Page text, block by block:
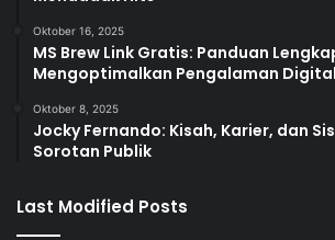
Oktober 16, 2025
MS Brew Link Gratis: Panduan
Mengoptimalkan Pengalaman
Oktober 8, 2025
Jocky Fernando: Kisah, Karier, dan
Sorotan Publik
Last Modified Posts